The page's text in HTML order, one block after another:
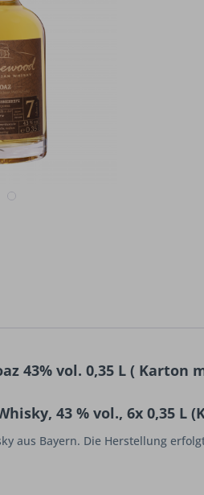
43% vol. 0,35 L ( Karton
43 % vol., 6x 0,35 L
aus Bayern. Die Herstellung